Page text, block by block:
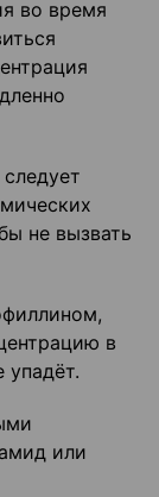
во время
не вызвать
в
упадёт.
или